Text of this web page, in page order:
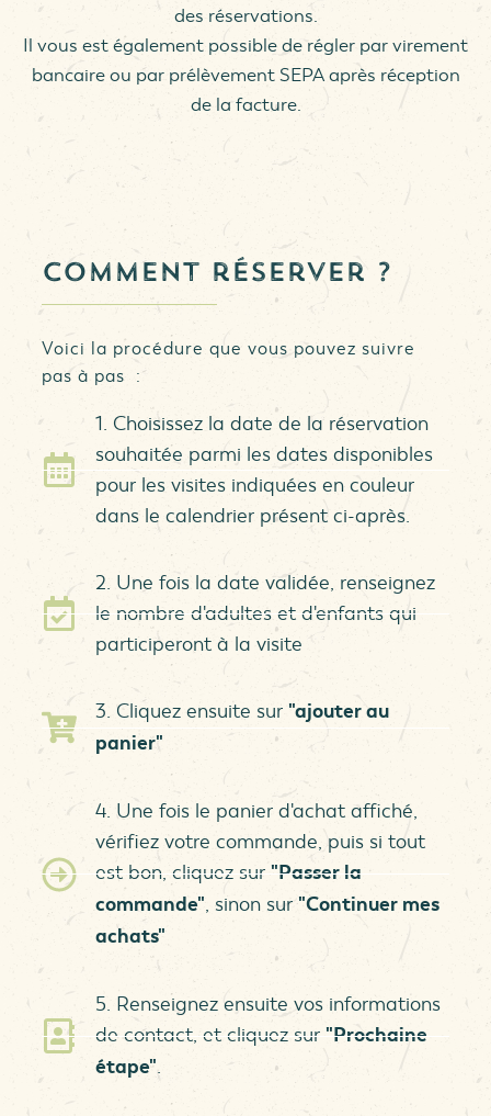
des réservations.
Il vous est également possible de régler par virement
bancaire ou par prélèvement SEPA après réception
de la facture.
Comment réserver ?
Voici la procédure que vous pouvez suivre
pas à pas :
1. Choisissez la date de la réservation
souhaitée parmi les dates disponibles
pour les visites indiquées en couleur
dans le calendrier présent ci-après.
2. Une fois la date validée, renseignez
le nombre d'adultes et d'enfants qui
participeront à la visite
3. Cliquez ensuite sur "ajouter au
panier"
4. Une fois le panier d'achat affiché,
vérifiez votre commande, puis si tout
est bon, cliquez sur"Passer la
commande", sinon sur"Continuer mes
achats"
5. Renseignez ensuite vos informations
de contact, et cliquez sur"Prochaine
étape".